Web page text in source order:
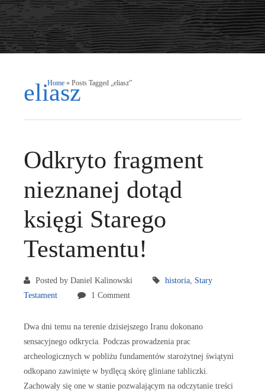
Home » Posts Tagged „eliasz”
eliasz
Odkryto fragment
nieznanej dotąd
księgi Starego
Testamentu!
Posted by Daniel Kalinowski historia, Stary
Testament
1 Comment
Dwa dni temu na terenie dzisiejszego Iranu dokonano
sensacyjnego odkrycia. Podczas prowadzenia prac
archeologicznych w pobliżu fundamentów starożytnej świątyni
odkopano zawinięte w bydlęcą skórę gliniane tabliczki.
Zachowały się one w stanie pozwalającym na odczytanie treści